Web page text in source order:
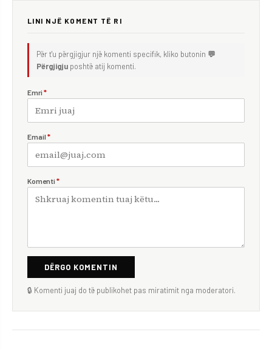
LINI NJË KOMENT TË RI
Për t'u përgjigjur një komenti specifik, kliko butonin 💬
Përgjigju poshtë atij komenti.
Emri *
Email *
Komenti *
DËRGO KOMENTIN
🔒 Komenti juaj do të publikohet pas miratimit nga moderatori.